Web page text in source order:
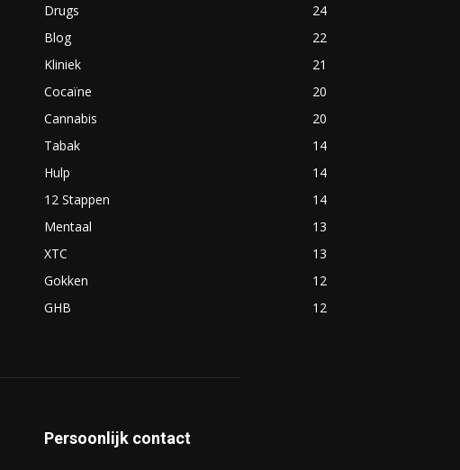
Drugs
24
Blog
22
Kliniek
21
Cocaïne
20
Cannabis
20
Tabak
14
Hulp
14
12 Stappen
14
Mentaal
13
XTC
13
Gokken
12
GHB
12
Persoonlijk contact